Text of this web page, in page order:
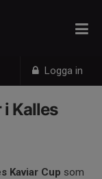
Logga in
i Kalles
Kaviar Cup som